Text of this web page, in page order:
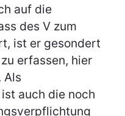
auf die
des V zum
ist er gesondert
erfassen, hier
Als
auch die noch